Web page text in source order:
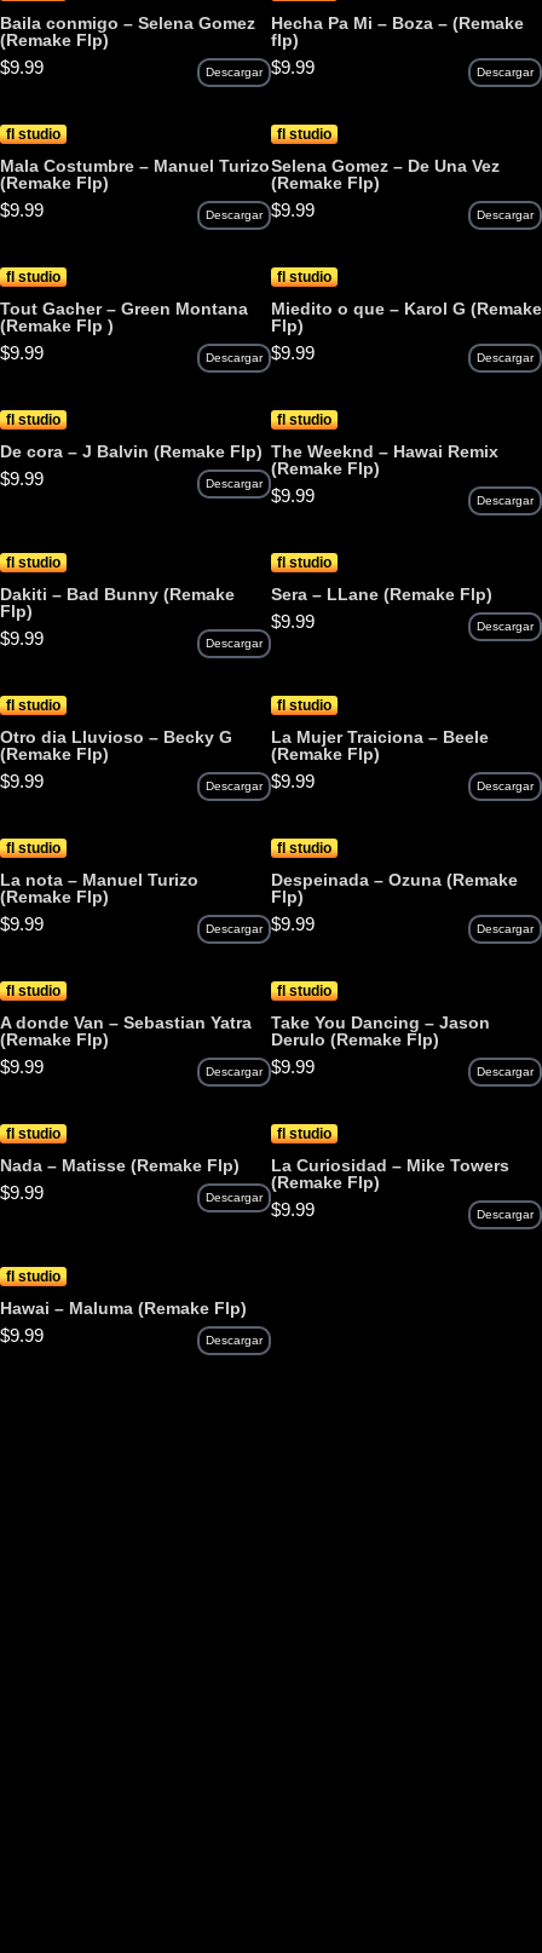
Baila conmigo – Selena Gomez
(Remake Flp)
$9.99 Descargar
Hecha Pa Mi – Boza – (Remake
flp)
$9.99 Descargar
fl studio
Mala Costumbre – Manuel Turizo
(Remake Flp)
$9.99 Descargar
fl studio
Selena Gomez – De Una Vez
(Remake Flp)
$9.99 Descargar
fl studio
Tout Gacher – Green Montana
(Remake Flp )
$9.99 Descargar
fl studio
Miedito o que – Karol G (Remake
Flp)
$9.99 Descargar
fl studio
De cora – J Balvin (Remake Flp)
$9.99 Descargar
fl studio
The Weeknd – Hawai Remix
(Remake Flp)
$9.99 Descargar
fl studio
Dakiti – Bad Bunny (Remake
Flp)
$9.99 Descargar
fl studio
Sera – LLane (Remake Flp)
$9.99 Descargar
fl studio
Otro dia Lluvioso – Becky G
(Remake Flp)
$9.99 Descargar
fl studio
La Mujer Traiciona – Beele
(Remake Flp)
$9.99 Descargar
fl studio
La nota – Manuel Turizo
(Remake Flp)
$9.99 Descargar
fl studio
Despeinada – Ozuna (Remake
Flp)
$9.99 Descargar
fl studio
A donde Van – Sebastian Yatra
(Remake Flp)
$9.99 Descargar
fl studio
Take You Dancing – Jason
Derulo (Remake Flp)
$9.99 Descargar
fl studio
Nada – Matisse (Remake Flp)
$9.99 Descargar
fl studio
La Curiosidad – Mike Towers
(Remake Flp)
$9.99 Descargar
fl studio
Hawai – Maluma (Remake Flp)
$9.99 Descargar